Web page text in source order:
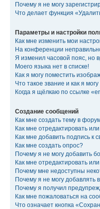
Почему я не могу
Что делает функция
Параметры и настройки
Как мне изменить мои
На конференции
Я изменил часовой пояс, но
Моего языка нет в списке!
Как я могу поместить
Что такое звание и как я
Когда я щёлкаю по ссылке
Создание сообщений
Как мне создать тему в
Как мне отредактировать
Как мне добавить подпись к
Как мне создать опрос?
Почему я не могу добавить
Как мне отредактировать
Почему мне недоступны
Почему я не могу добавлять
Почему я получил
Как мне пожаловаться на
Что означает кнопка